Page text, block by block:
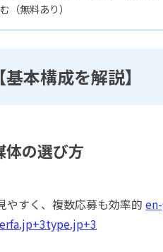
（無料あり）
本構成を解説】
体の選び方
やすく、複数応募も効率的
+3type.jp+3